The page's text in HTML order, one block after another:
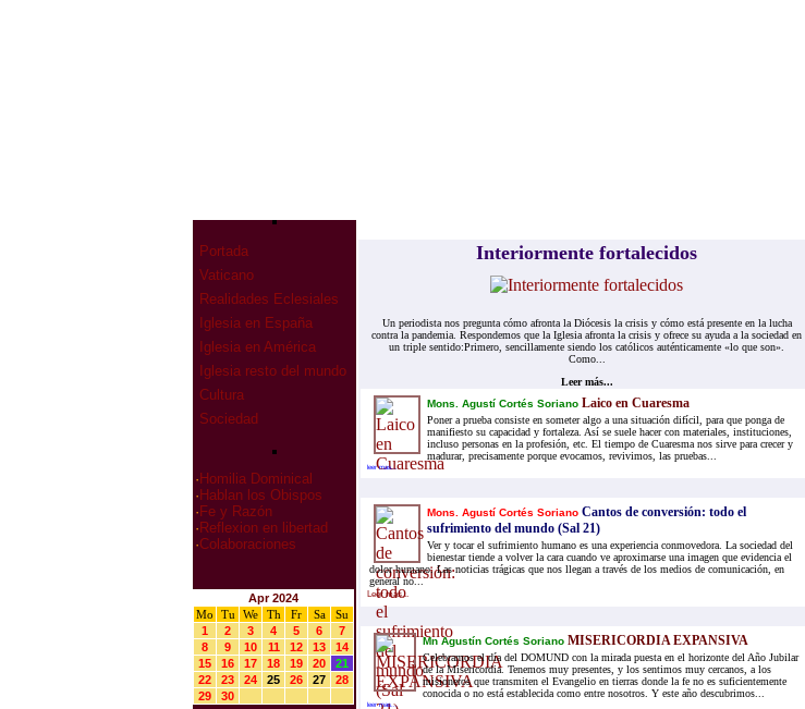
Portada
Vaticano
Realidades Eclesiales
Iglesia en España
Iglesia en América
Iglesia resto del mundo
Cultura
Sociedad
· Homilia Dominical
· Hablan los Obispos
· Fe y Razón
· Reflexion en libertad
·Colaboraciones
Apr 2024
Mo
Tu We Th Fr Sa
Su
1
2 3 4 5 6
7
8
9 10 11 12 13
14
15
16 17 18 19 20
21
22
23 24 25 26 27
28
29
30
Interiormente fortalecidos
Un periodista nos pregunta cómo afronta la Diócesis la crisis y cómo está presente en la lucha
contra la pandemia. Respondemos que la Iglesia afronta la crisis y ofrece su ayuda a la sociedad en
un triple sentido:Primero, sencillamente siendo los católicos auténticamente «lo que son».
Como...
Leer más...
Mons. Agustí Cortés Soriano Laico en Cuaresma
Poner a prueba consiste en someter algo a una situación difícil, para que ponga de
manifiesto su capacidad y fortaleza. Así se suele hacer con materiales, instituciones,
incluso personas en la profesión, etc. El tiempo de Cuaresma nos sirve para crecer y
madurar, precisamente porque evocamos, revivimos, las pruebas...
leer mas...
Mons. Agustí Cortés Soriano Cantos de conversión: todo el
sufrimiento del mundo (Sal 21)
Ver y tocar el sufrimiento humano es una experiencia conmovedora. La sociedad del
bienestar tiende a volver la cara cuando ve aproximarse una imagen que evidencia el
dolor humano. Las noticias trágicas que nos llegan a través de los medios de comunicación, en
general no...
Leer mas...
Mn Agustín Cortés Soriano MISERICORDIA EXPANSIVA
Celebramos el día del DOMUND con la mirada puesta en el horizonte del Año Jubilar
de la Misericordia. Tenemos muy presentes, y los sentimos muy cercanos, a los
misioneros que transmiten el Evangelio en tierras donde la fe no es suficientemente
conocida o no está establecida como entre nosotros. Y este año descubrimos...
leer mas...